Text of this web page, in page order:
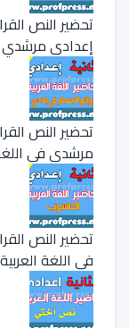
تحضير النص
إعدادي مرشدي
تحضير النص
مرشدي في
تحضير النص
في اللغة العربية